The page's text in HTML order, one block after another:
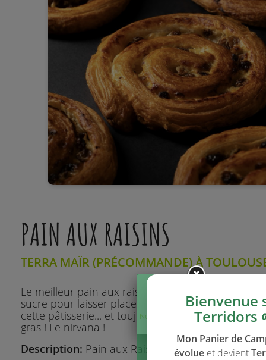
PAIN AUX RAISINS
TERRA MAÏR (PRÉCOMMANDE) À
Le meilleur pain aux raisins que j'ai jamais
sucre pour laisser place à tous les goûts présents
cette pâtisserie... et toujours la sensation que
gras ! Le nirvana !
Description: Pain aux Raisins
Bienvenue
Terridors
Mon Panier de
évolue et devient
Ne plus afficher